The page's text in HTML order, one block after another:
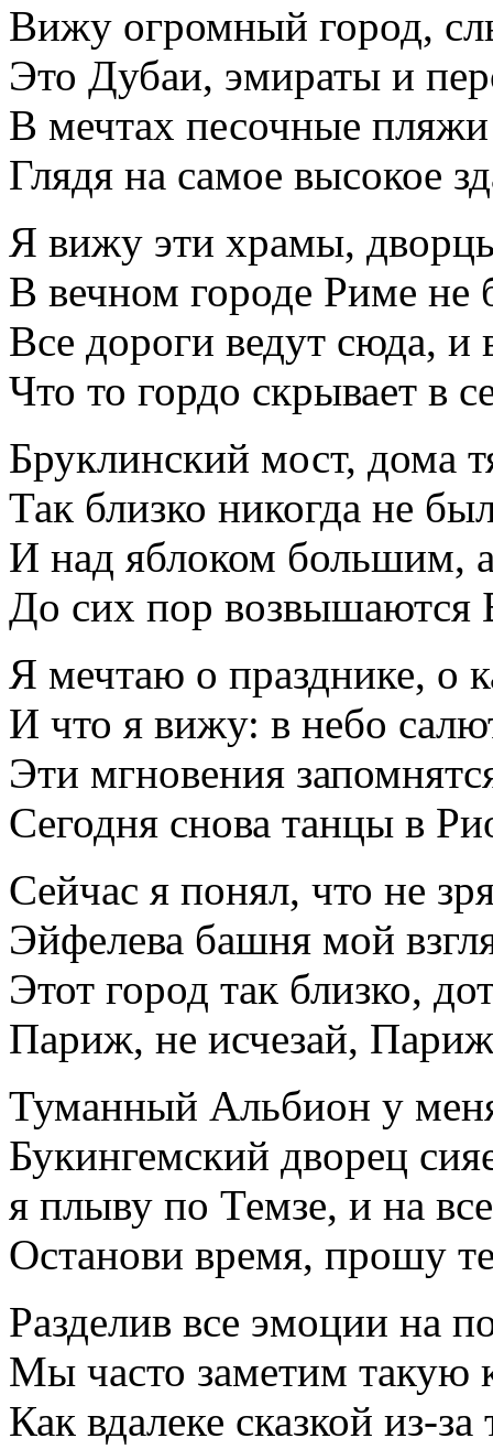
Вижу огромный город,
Это Дубаи, эмираты и
В мечтах песочные
Глядя на самое высокое
Я вижу эти храмы,
В вечном городе Риме не
Все дороги ведут сюда, и
Что то гордо скрывает в
Бруклинский мост, дома
Так близко никогда не
И над яблоком большим,
До сих пор возвышаются
Я мечтаю о празднике, о
И что я вижу: в небо
Эти мгновения
Сегодня снова танцы в
Сейчас я понял, что не
Эйфелева башня мой
Этот город так близко,
Париж, не исчезай,
Туманный Альбион у
Букингемский дворец
я плыву по Темзе, и на
Останови время, прошу
Разделив все эмоции на
Мы часто заметим такую
Как вдалеке сказкой из-за